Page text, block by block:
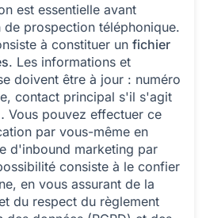
est essentielle avant
prospection téléphonique.
à constituer un fichier
. Les informations et
doivent être à jour : numéro
contact principal s'il s'agit
Vous pouvez effectuer ce
par vous-même en
d'inbound marketing par
consiste à le confier
en vous assurant de la
du respect du règlement